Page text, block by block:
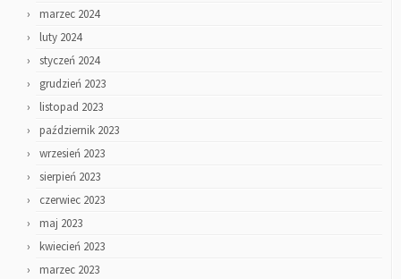
marzec 2024
luty 2024
styczeń 2024
grudzień 2023
listopad 2023
październik 2023
wrzesień 2023
sierpień 2023
czerwiec 2023
maj 2023
kwiecień 2023
marzec 2023